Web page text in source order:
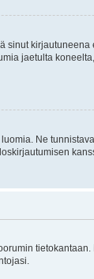
sinut
jaetulta
Ne